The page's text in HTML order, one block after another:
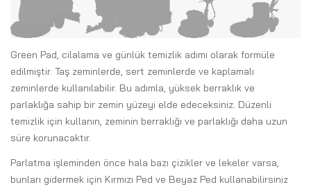
Green Pad, cilalama ve günlük temizlik adımı olarak formüle
edilmiştir. Taş zeminlerde, sert zeminlerde ve kaplamalı
zeminlerde kullanılabilir. Bu adımla, yüksek berraklık ve
parlaklığa sahip bir zemin yüzeyi elde edeceksiniz. Düzenli
temizlik için kullanın, zeminin berraklığı ve parlaklığı daha uzun
süre korunacaktır.
Parlatma işleminden önce hala bazı çizikler ve lekeler varsa,
bunları gidermek için Kırmızı Ped ve Beyaz Ped kullanabilirsiniz